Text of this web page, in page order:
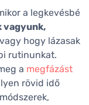
a legkevésbé
vagyunk,
hogy lázasak
rutinunkat.
a megfázást
rövid idő